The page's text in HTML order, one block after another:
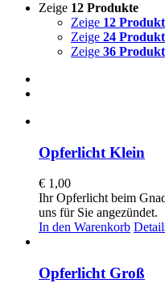
Zeige 12 Produkte
Zeige 12
Zeige 24
Zeige 36
Opferlicht Klein
€ 1,00
Ihr Opferlicht beim
uns für Sie angezündet.
In den Warenkorb
Opferlicht Groß